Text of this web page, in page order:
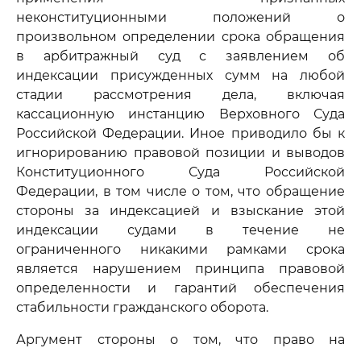
неконституционными положений о
произвольном определении срока обращения
в арбитражный суд с заявлением об
индексации присужденных сумм на любой
стадии рассмотрения дела, включая
кассационную инстанцию Верховного Суда
Российской Федерации. Иное приводило бы к
игнорированию правовой позиции и выводов
Конституционного Суда Российской
Федерации, в том числе о том, что обращение
стороны за индексацией и взыскание этой
индексации судами в течение не
ограниченного никакими рамками срока
является нарушением принципа правовой
определенности и гарантий обеспечения
стабильности гражданского оборота.
Аргумент стороны о том, что право на